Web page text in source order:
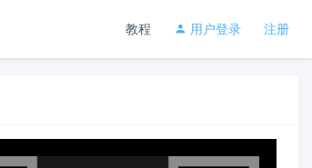
注册
用户登录
教程